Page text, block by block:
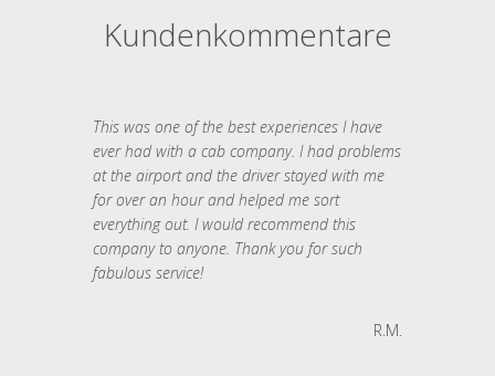
Kundenkommentare
This was one of the best experiences I have
ever had with a cab company. I had problems
at the airport and the driver stayed with me
for over an hour and helped me sort
everything out. I would recommend this
company to anyone. Thank you for such
fabulous service!
R.M.